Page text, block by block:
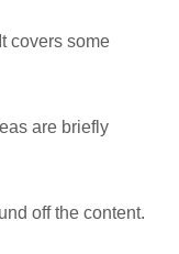
covers some
are briefly
off the content.